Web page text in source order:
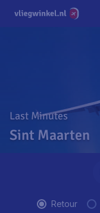
Last Minutes
Sint Maarten
Retour